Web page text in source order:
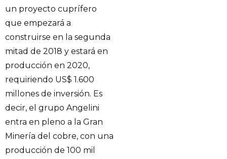
un proyecto cuprífero
que empezará a
construirse en la segunda
mitad de 2018 y estará en
producción en 2020,
requiriendo US$ 1.600
millones de inversión. Es
decir, el grupo Angelini
entra en pleno a la Gran
Minería del cobre, con una
producción de 100 mil